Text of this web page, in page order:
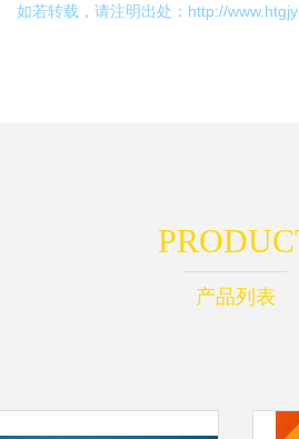
如若转载，请注明出处：http://
产品列表